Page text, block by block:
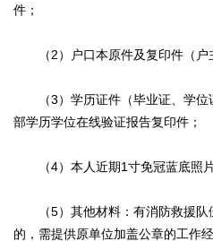
件；
（2）户口本原件及复印件（户
（3）学历证件（毕业证、学位
部学历学位在线验证报告复印件；
（4）本人近期1寸免冠蓝底照片
（5）其他材料：有消防救援队
的，需提供原单位加盖公章的工作